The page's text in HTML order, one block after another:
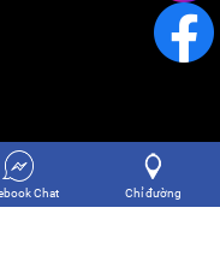
Chat Chỉ đường